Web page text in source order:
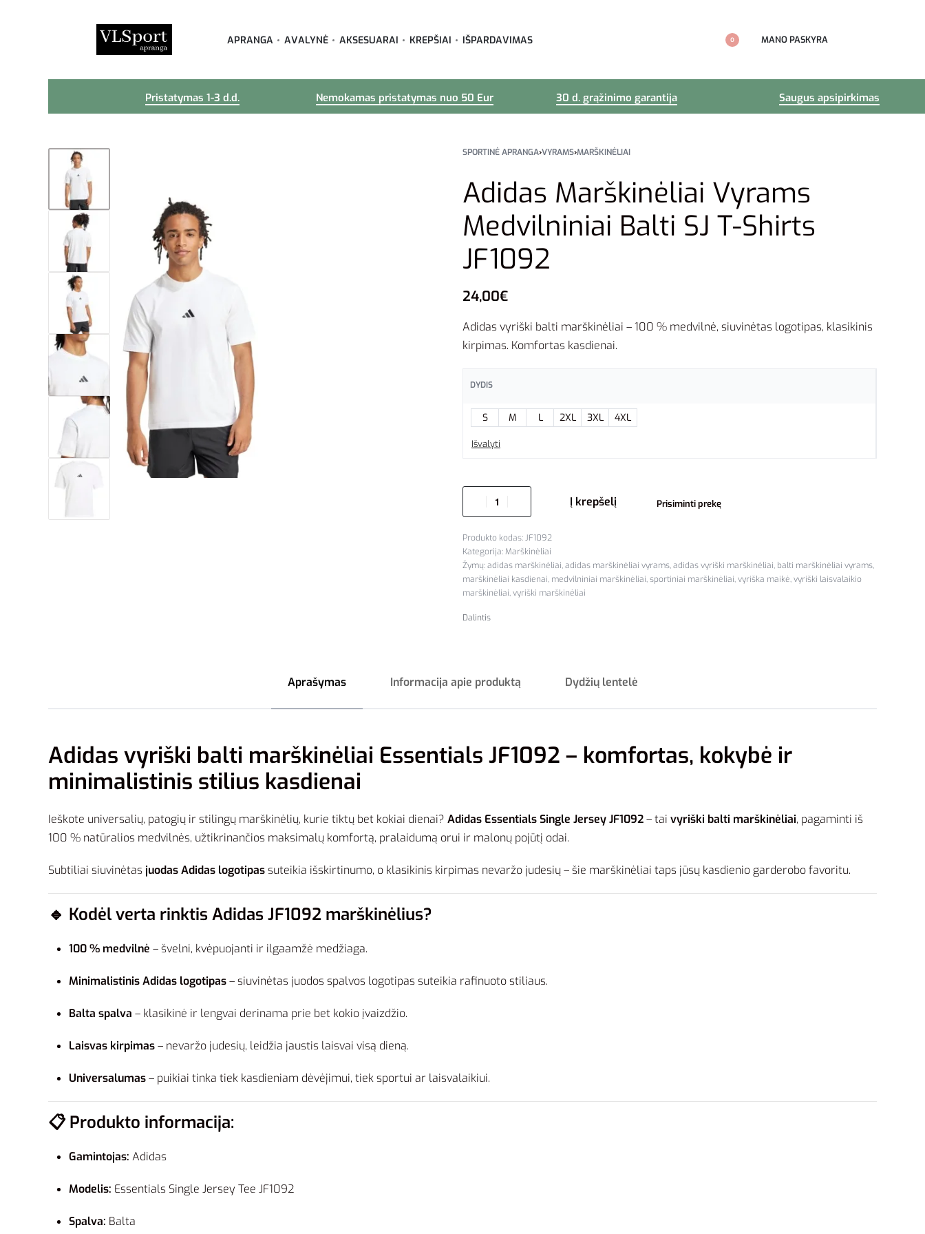
APRANGA AVALYNĖ AKSESUARAI KREPŠIAI IŠPARDAVIMAS 0 MANO PASKYRA
Pristatymas 1-3 d.d. Nemokamas pristatymas nuo 50 Eur 30 d. grąžinimo garantija Saugus apsipirkimas
SPORTINĖ APRANGA›VYRAMS›MARŠKINĖLIAI
Adidas Marškinėliai Vyrams
Medvilniniai Balti SJ T-Shirts
JF1092
24,00€
Adidas vyriški balti marškinėliai – 100 % medvilnė, siuvinėtas logotipas, klasikinis
kirpimas. Komfortas kasdienai.
DYDIS
S M L 2XL 3XL 4XL
Išvalyti
Į krepšelį Prisiminti prekę
JF1092
Kategorija:Marškinėliai
Žymų:adidas marškinėliai,adidas marškinėliai vyrams,adidas vyriški marškinėliai, balti marškinėliai vyrams,
marškinėliai kasdienai, medvilniniai marškinėliai,sportiniai marškinėliai,vyriška maikė,vyriški laisvalaikio
marškinėliai,vyriški marškinėliai
Dalintis
Aprašymas Informacija apie produktą Dydžių lentelė
Adidas vyriški balti marškinėliai Essentials JF1092 – komfortas, kokybė ir
minimalistinis stilius kasdienai
Ieškote universalių, patogių ir stilingų marškinėlių, kurie tiktų bet kokiai dienai? Adidas Essentials Single Jersey JF1092– tai vyriški balti marškinėliai, pagaminti iš
100 % natūralios medvilnės, užtikrinančios maksimalų komfortą, pralaidumą orui ir malonų pojūtį odai.
Subtiliai siuvinėtas juodas Adidas logotipassuteikia išskirtinumo, o klasikinis kirpimas nevaržo judesių – šie marškinėliai taps jūsų kasdienio garderobo favoritu.
🔹 Kodėl verta rinktis Adidas JF1092 marškinėlius?
100 % medvilnė – švelni, kvėpuojanti ir ilgaamžė medžiaga.
Minimalistinis Adidas logotipas– siuvinėtas juodos spalvos logotipas suteikia rafinuoto stiliaus.
Balta spalva – klasikinė ir lengvai derinama prie bet kokio įvaizdžio.
Laisvas kirpimas– nevaržo judesių, leidžia jaustis laisvai visą dieną.
Universalumas– puikiai tinka tiek kasdieniam dėvėjimui, tiek sportui ar laisvalaikiui.
📋Produkto informacija:
Gamintojas: Adidas
Modelis: Essentials Single Jersey Tee JF1092
Spalva: Balta